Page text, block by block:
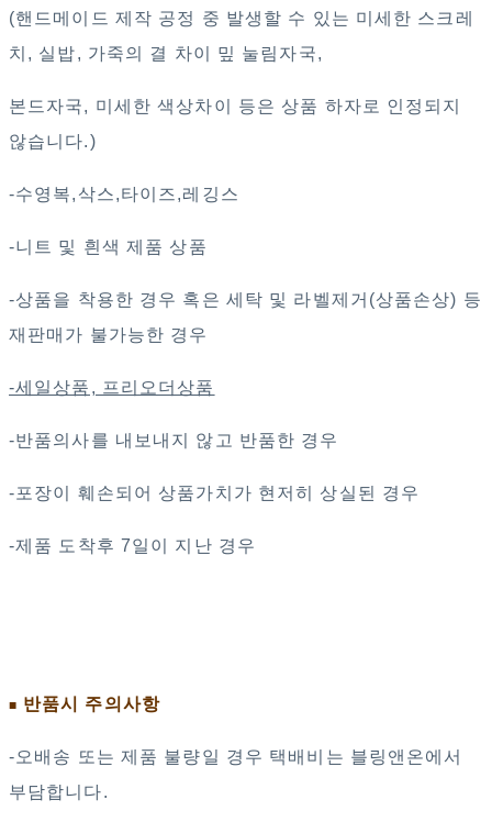
(핸드메이드 제작 공정 중 발생할 수 있는 미세한 스크레
치, 실밥, 가죽의 결 차이 밒 눌림자국,
본드자국, 미세한 색상차이 등은 상품 하자로 인정되지
않습니다.)
-수영복,삭스,타이즈,레깅스
-니트 및 흰색 제품 상품
-상품을 착용한 경우 혹은 세탁 및 라벨제거(상품손상) 등
재판매가 불가능한 경우
-세일상품, 프리오더상품
-반품의사를 내보내지 않고 반품한 경우
-포장이 훼손되어 상품가치가 현저히 상실된 경우
-제품 도착후 7일이 지난 경우
■ 반품시 주의사항
-오배송 또는 제품 불량일 경우 택배비는 블링앤온에서
부담합니다.